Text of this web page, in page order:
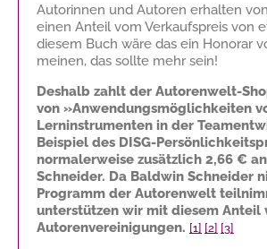
Autorinnen und Autoren erhalten
einen Anteil vom Verkaufspreis von
diesem Buch wäre das ein Honorar
meinen, das sollte mehr sein!
Deshalb zahlt der Autorenwelt-
von »Anwendungsmöglichkeiten
Lerninstrumenten in der
Beispiel des DISG-
normalerweise zusätzlich 2,66 €
Schneider. Da Baldwin Schneider
Programm der Autorenwelt
unterstützen wir mit diesem Anteil
Autorenvereinigungen. [1] [2] [3]